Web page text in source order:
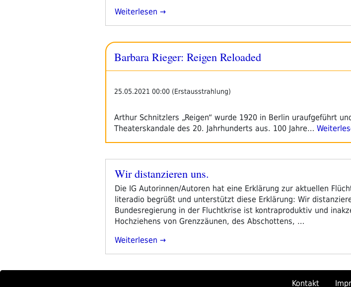
„Programm
Buchmesse
2021
4“
Weiterlesen
Barbara Rieger: Reigen Reloaded
25.05.2021 00:00 (Erstausstrahlung)
Arthur Schnitzlers „Reigen“ wurde 1920 in Berlin uraufgeführt
Theaterskandale des 20. Jahrhunderts aus. 100 Jahre…
Veröffentlicht
Wir distanzieren uns.
Die IG Autorinnen/Autoren hat eine Erklärung zur aktuellen
literadio begrüßt und unterstützt diese Erklärung: Wir
Bundesregierung in der Fluchtkrise ist kontraproduktiv und
Hochziehens von Grenzzäunen, des Abschottens, …
„Wir
Weiterlesen
Kontakt